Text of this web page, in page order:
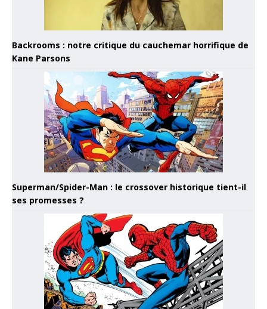
Backrooms : notre critique du cauchemar horrifique de
Kane Parsons
Superman/Spider-Man : le crossover historique tient-il
ses promesses ?